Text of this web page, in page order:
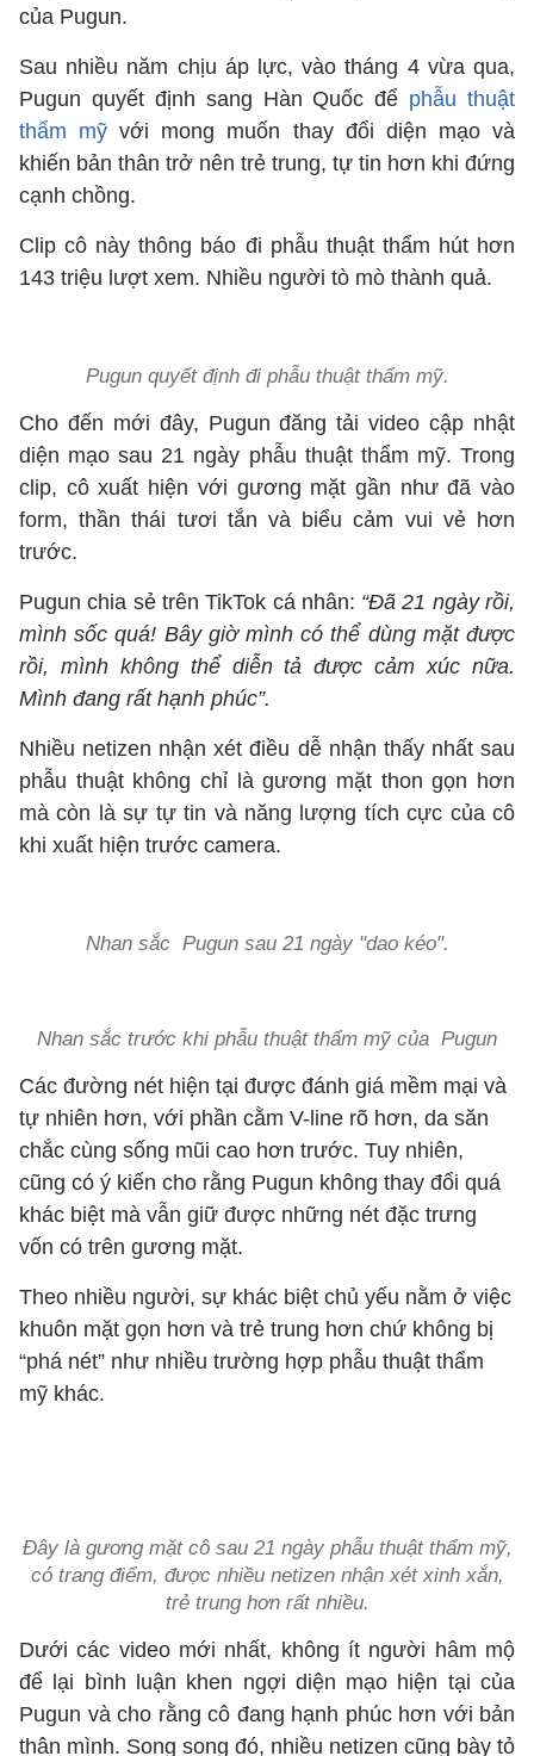
của Pugun.
Sau nhiều năm chịu áp lực, vào tháng 4 vừa qua,
Pugun quyết định sang Hàn Quốc để phẫu thuật
thẩm mỹ với mong muốn thay đổi diện mạo và
khiến bản thân trở nên trẻ trung, tự tin hơn khi đứng
cạnh chồng.
Clip cô này thông báo đi phẫu thuật thẩm hút hơn
143 triệu lượt xem. Nhiều người tò mò thành quả.
Pugun quyết định đi phẫu thuật thẩm mỹ.
Cho đến mới đây, Pugun đăng tải video cập nhật
diện mạo sau 21 ngày phẫu thuật thẩm mỹ. Trong
clip, cô xuất hiện với gương mặt gần như đã vào
form, thần thái tươi tắn và biểu cảm vui vẻ hơn
trước.
Pugun chia sẻ trên TikTok cá nhân: “Đã 21 ngày rồi,
mình sốc quá! Bây giờ mình có thể dùng mặt được
rồi, mình không thể diễn tả được cảm xúc nữa.
Mình đang rất hạnh phúc”.
Nhiều netizen nhận xét điều dễ nhận thấy nhất sau
phẫu thuật không chỉ là gương mặt thon gọn hơn
mà còn là sự tự tin và năng lượng tích cực của cô
khi xuất hiện trước camera.
Nhan sắc Pugun sau 21 ngày "dao kéo".
Nhan sắc trước khi phẫu thuật thẩm mỹ của Pugun
Các đường nét hiện tại được đánh giá mềm mại và
tự nhiên hơn, với phần cằm V-line rõ hơn, da săn
chắc cùng sống mũi cao hơn trước. Tuy nhiên,
cũng có ý kiến cho rằng Pugun không thay đổi quá
khác biệt mà vẫn giữ được những nét đặc trưng
vốn có trên gương mặt.
Theo nhiều người, sự khác biệt chủ yếu nằm ở việc
khuôn mặt gọn hơn và trẻ trung hơn chứ không bị
“phá nét” như nhiều trường hợp phẫu thuật thẩm
mỹ khác.
Đây là gương mặt cô sau 21 ngày phẫu thuật thẩm mỹ,
có trang điểm, được nhiều netizen nhận xét xinh xắn,
trẻ trung hơn rất nhiều.
Dưới các video mới nhất, không ít người hâm mộ
để lại bình luận khen ngợi diện mạo hiện tại của
Pugun và cho rằng cô đang hạnh phúc hơn với bản
thân mình. Song song đó, nhiều netizen cũng bày tỏ